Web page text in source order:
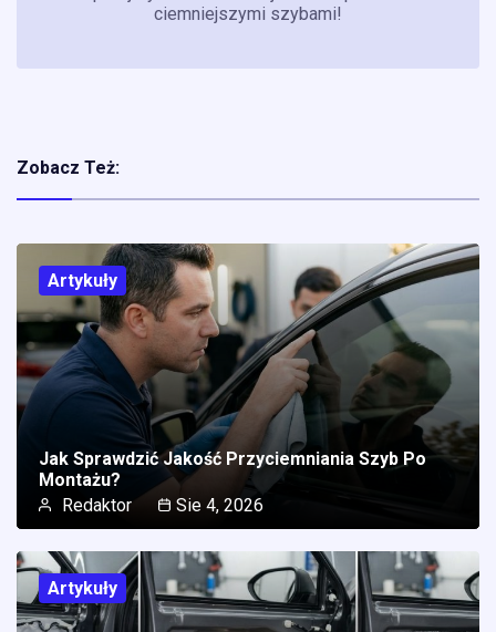
ciemniejszymi szybami!
Zobacz Też:
Artykuły
Jak Sprawdzić Jakość Przyciemniania Szyb Po
Montażu?
Redaktor
Sie 4, 2026
Artykuły